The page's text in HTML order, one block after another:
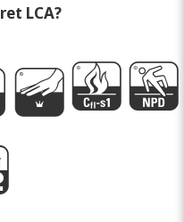
LCA?
kIP